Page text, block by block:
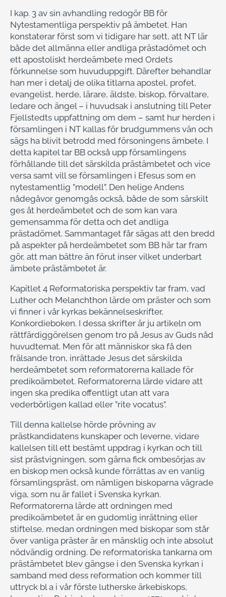
I kap. 3 av sin avhandling redogör BB för
Nytestamentliga perspektiv på ämbetet. Han
konstaterar först som vi tidigare har sett, att NT lär
både det allmänna eller andliga prästadömet och
ett apostoliskt herdeämbete med Ordets
förkunnelse som huvuduppgift. Därefter behandlar
han mer i detalj de olika titlarna apostel, profet,
evangelist, herde, lärare, äldste, biskop, förvaltare,
ledare och ängel – i huvudsak i anslutning till Peter
Fjellstedts uppfattning om dem – samt hur herden i
församlingen i NT kallas för brudgummens vän och
sägs ha blivit betrodd med försoningens ämbete. I
detta kapitel tar BB också upp församlingens
förhållande till det särskilda prästämbetet och vice
versa samt vill se församlingen i Efesus som en
nytestamentlig ”modell”. Den helige Andens
nådegåvor genomgås också, både de som särskilt
ges åt herdeämbetet och de som kan vara
gemensamma för detta och det andliga
prästadömet. Sammantaget får sägas att den bredd
på aspekter på herdeämbetet som BB här tar fram
gör, att man bättre än förut inser vilket underbart
ämbete prästämbetet är.
Kapitlet 4 Reformatoriska perspektiv tar fram, vad
Luther och Melanchthon lärde om präster och som
vi finner i vår kyrkas bekännelseskrifter,
Konkordieboken. I dessa skrifter är ju artikeln om
rättfärdiggörelsen genom tro på Jesus av Guds nåd
huvudtemat. Men för att människor ska få den
frälsande tron, inrättade Jesus det särskilda
herdeämbetet som reformatorerna kallade för
predikoämbetet. Reformatorerna lärde vidare att
ingen ska predika offentligt utan att vara
vederbörligen kallad eller ”rite vocatus”.
Till denna kallelse hörde prövning av
prästkandidatens kunskaper och leverne, vidare
kallelsen till ett bestämt uppdrag i kyrkan och till
sist prästvigningen, som gärna fick ombesörjas av
en biskop men också kunde förrättas av en vanlig
församlingspräst, om nämligen biskoparna vägrade
viga, som nu är fallet i Svenska kyrkan.
Reformatorerna lärde att ordningen med
predikoämbetet är en gudomlig inrättning eller
stiftelse, medan ordningen med biskopar som står
över vanliga präster är en mänsklig och inte absolut
nödvändig ordning. De reformatoriska tankarna om
prästämbetet blev gängse i den Svenska kyrkan i
samband med dess reformation och kommer till
uttryck bl a i vår förste lutherske ärkebiskops,